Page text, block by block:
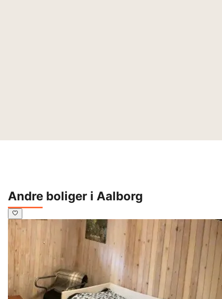
Andre boliger i Aalborg